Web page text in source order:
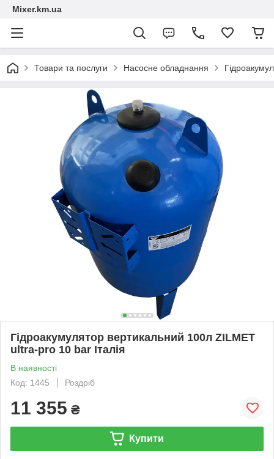
Mixer.km.ua
Товари та послуги Насосне обладнання
Гідроакумулятор вертикальний 100л ZILMET
ultra-pro 10 bar Італія
В наявності
Код: 1445
Роздріб
11 355 ₴
Купити